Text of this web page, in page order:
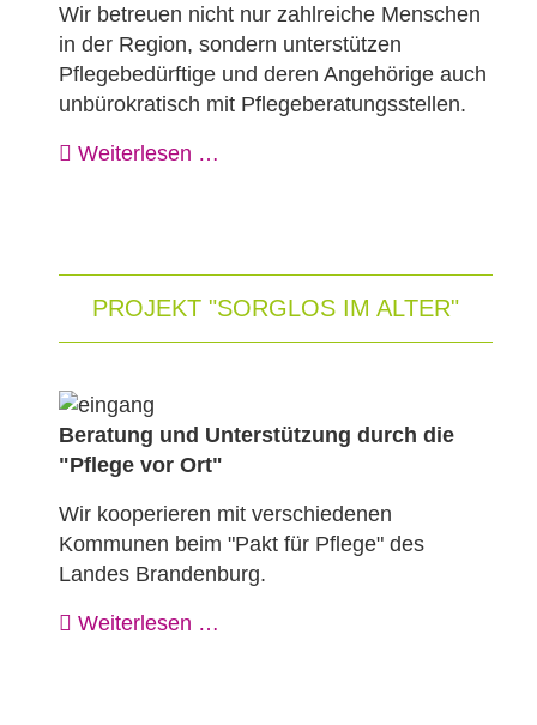
Wir betreuen nicht nur zahlreiche Menschen
in der Region, sondern unterstützen
Pflegebedürftige und deren Angehörige auch
unbürokratisch mit Pflegeberatungsstellen.
Weiterlesen …
PROJEKT "SORGLOS IM ALTER"
Beratung und Unterstützung durch die
"Pflege vor Ort"
Wir kooperieren mit verschiedenen
Kommunen beim "Pakt für Pflege" des
Landes Brandenburg.
Weiterlesen …